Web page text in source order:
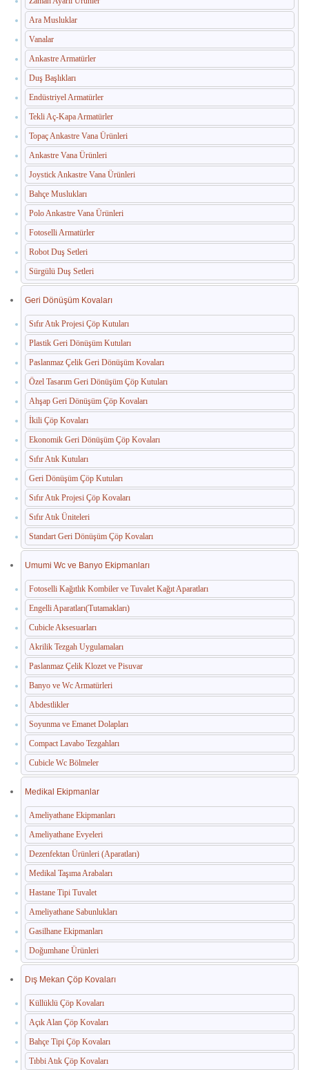
Dış Mekan Çöp Kovaları
Küllükler ve Sigara Atık Üniteleri
El Kurutma Makineleri
🔐 En Güvenilir Adres
Fotoselli Kağıt Havluluklar
Sabunluklar
Otel Ekipmanları
Umumi Wc ve Banyo Ekipmanları
Havuz Duş Kulesi & Sahil Duş Kulesi
Açık Alan Su Çeşmesi(Sebil)
Medikal Ekipmanlar
Paslanmaz Havuz Ekipmanları
🛒 TEKLIF SEPETIM
İLETIŞIM
Ara Musluklar
Vanalar
Ankastre Armatürler
Duş Başlıkları
Endüstriyel Armatürler
Tekli Aç-Kapa Armatürler
Topaç Ankastre Vana Ürünleri
Ankastre Vana Ürünleri
Joystick Ankastre Vana Ürünleri
Bahçe Muslukları
Polo Ankastre Vana Ürünleri
Fotoselli Armatürler
Robot Duş Setleri
Sürgülü Duş Setleri
Geri Dönüşüm Kovaları
Sıfır Atık Projesi Çöp Kutuları
Plastik Geri Dönüşüm Kutuları
Paslanmaz Çelik Geri Dönüşüm Kovaları
Özel Tasarım Geri Dönüşüm Çöp Kutuları
Ahşap Geri Dönüşüm Çöp Kovaları
İkili Çöp Kovaları
Ekonomik Geri Dönüşüm Çöp Kovaları
Sıfır Atık Kutuları
Geri Dönüşüm Çöp Kutuları
Sıfır Atık Projesi Çöp Kovaları
Sıfır Atık Üniteleri
Standart Geri Dönüşüm Çöp Kovaları
Umumi Wc ve Banyo Ekipmanları
Fotoselli Kağıtlık Kombiler ve Tuvalet Kağıt Aparatları
Engelli Aparatları(Tutamakları)
Cubicle Aksesuarları
Akrilik Tezgah Uygulamaları
Paslanmaz Çelik Klozet ve Pisuvar
Banyo ve Wc Armatürleri
Abdestlikler
Soyunma ve Emanet Dolapları
Compact Lavabo Tezgahları
Cubicle Wc Bölmeler
Medikal Ekipmanlar
Ameliyathane Ekipmanları
Ameliyathane Evyeleri
Dezenfektan Ürünleri (Aparatları)
Medikal Taşıma Arabaları
Hastane Tipi Tuvalet
Ameliyathane Sabunlukları
Gasilhane Ekipmanları
Doğumhane Ürünleri
Dış Mekan Çöp Kovaları
Küllüklü Çöp Kovaları
Açık Alan Çöp Kovaları
Bahçe Tipi Çöp Kovaları
Tıbbi Atık Çöp Kovaları